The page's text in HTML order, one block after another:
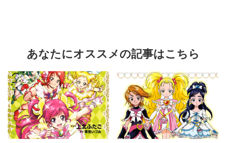
あなたにオススメの記事はこちら